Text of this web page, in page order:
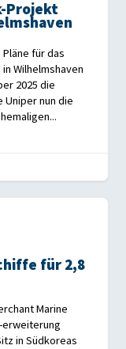
Projekt
für das
Wilhelmshaven
2025 die
nun die
für 2,8
Marine
erweiterung
in Südkoreas